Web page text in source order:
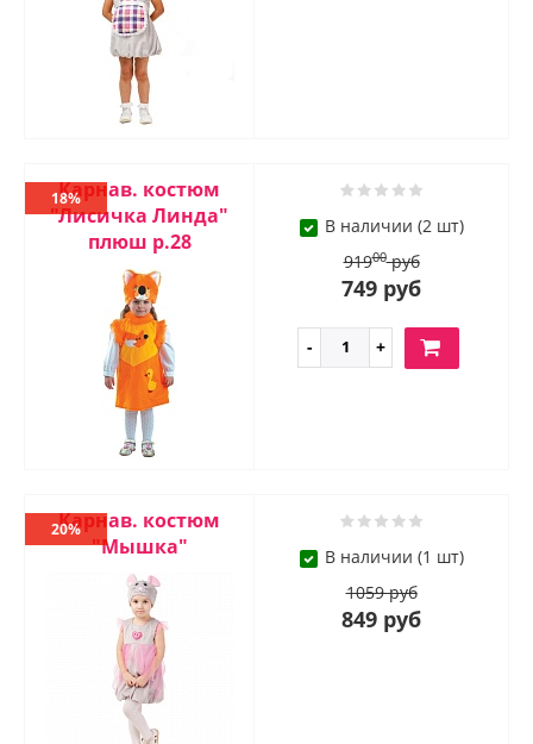
Карнав. костюм
"Лисичка Линда"
плюш р.28
18%
В наличии (2 шт)
91900руб
749 руб
Карнав. костюм
"Мышка"
20%
В наличии (1 шт)
1059 руб
849 руб